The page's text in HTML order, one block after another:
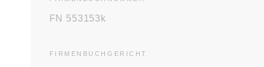
FN 553153k
FIRMENBUCH­GERICHT